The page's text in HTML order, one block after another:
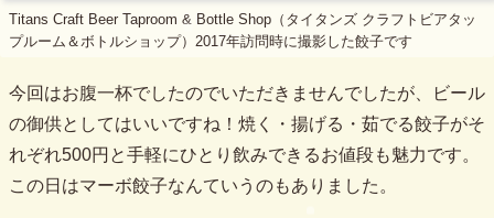
Titans Craft Beer Taproom & Bottle Shop（タイタンズ クラフトビアタッ
プルーム＆ボトルショップ）2017年訪問時に撮影した餃子です
今回はお腹一杯でしたのでいただきませんでしたが、ビール
の御供としてはいいですね！焼く・揚げる・茹でる餃子がそ
れぞれ500円と手軽にひとり飲みできるお値段も魅力です。
この日はマーボ餃子なんていうのもありました。